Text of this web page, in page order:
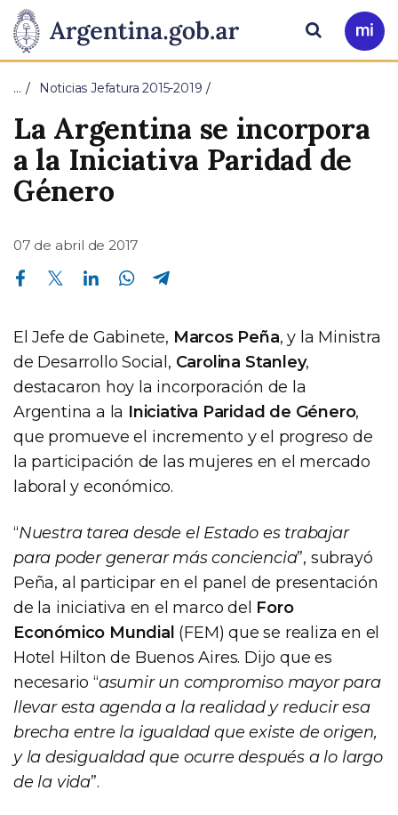
Presidencia
de
la
Nación
Pasar al contenido principal
Ir
a
Buscar
… Noticias Jefatura 2015-2019
La Argentina se incorpora
a la Iniciativa Paridad de
Género
07 de abril de 2017
Compartir en Facebook Compartir en Twitter Compartir en Linkedin Compartir en Whatsapp
El Jefe de Gabinete, Marcos Peña, y la Ministra
de Desarrollo Social, Carolina Stanley,
destacaron hoy la incorporación de la
Argentina a la Iniciativa Paridad de Género,
que promueve el incremento y el progreso de
la participación de las mujeres en el mercado
laboral y económico.
“Nuestra tarea desde el Estado es trabajar
para poder generar más conciencia”, subrayó
Peña, al participar en el panel de presentación
de la iniciativa en el marco del Foro
Económico Mundial (FEM) que se realiza en el
Hotel Hilton de Buenos Aires. Dijo que es
necesario “asumir un compromiso mayor para
llevar esta agenda a la realidad y reducir esa
brecha entre la igualdad que existe de origen,
y la desigualdad que ocurre después a lo largo
de la vida”.